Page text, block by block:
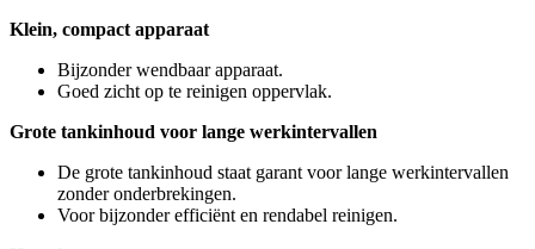
Klein, compact apparaat
Bijzonder wendbaar apparaat.
Goed zicht op te reinigen oppervlak.
Grote tankinhoud voor lange werkintervallen
De grote tankinhoud staat garant voor lange werkintervallen
zonder onderbrekingen.
Voor bijzonder efficiënt en rendabel reinigen.